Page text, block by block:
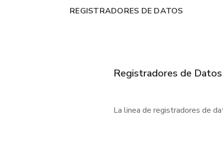
REGISTRADORES DE DATOS
Registradores de Datos
La linea de registradores de